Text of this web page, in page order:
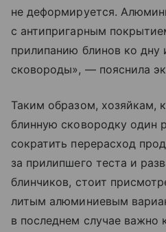
не деформируется.
с антипригарным
прилипанию блинов ко дну
сковороды», — пояснила
Таким образом, хозяйкам,
блинную сковородку один
сократить перерасход
за прилипшего теста и
блинчиков, стоит
литым алюминиевым
в последнем случае важно